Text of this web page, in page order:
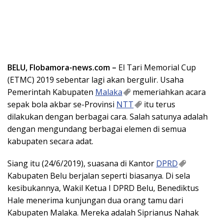
BELU, Flobamora-news.com – El Tari Memorial Cup
(ETMC) 2019 sebentar lagi akan bergulir. Usaha
Pemerintah Kabupaten Malaka
memeriahkan acara
sepak bola akbar se-Provinsi NTT
itu terus
dilakukan dengan berbagai cara. Salah satunya adalah
dengan mengundang berbagai elemen di semua
kabupaten secara adat.
Siang itu (24/6/2019), suasana di Kantor DPRD
Kabupaten Belu berjalan seperti biasanya. Di sela
kesibukannya, Wakil Ketua I DPRD Belu, Benediktus
Hale menerima kunjungan dua orang tamu dari
Kabupaten Malaka. Mereka adalah Siprianus Nahak